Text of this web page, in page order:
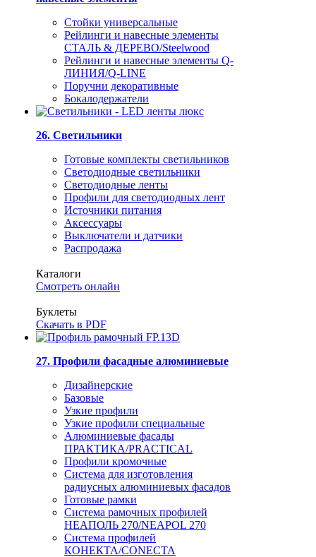
Стойки универсальные
Рейлинги и навесные элементы
СТАЛЬ & ДЕРЕВО/Steelwood
Рейлинги и навесные элементы Q-
ЛИНИЯ/Q-LINE
Поручни декоративные
Бокалодержатели
26. Светильники
Готовые комплекты светильников
Светодиодные светильники
Светодиодные ленты
Профили для светодиодных лент
Источники питания
Аксессуары
Выключатели и датчики
Распродажа
Каталоги
Смотреть онлайн
Буклеты
Скачать в PDF
27. Профили фасадные алюминиевые
Дизайнерские
Базовые
Узкие профили
Узкие профили специальные
Алюминиевые фасады
ПРАКТИКА/PRACTICAL
Профили кромочные
Система для изготовления
радиусных алюминиевых фасадов
Готовые рамки
Система рамочных профилей
НЕАПОЛЬ 270/NEAPOL 270
Система профилей
КОНЕКТА/CONECTA